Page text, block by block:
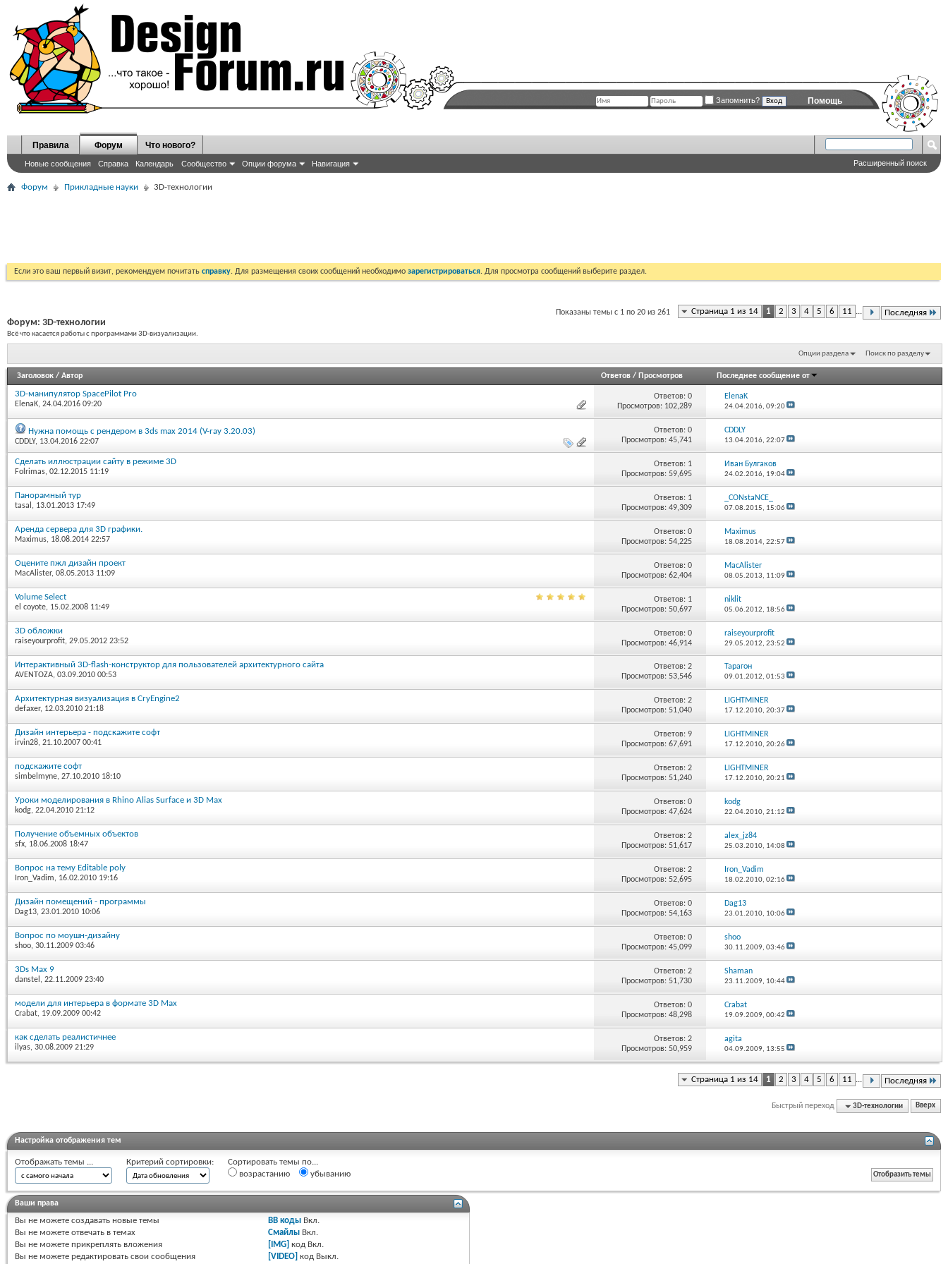
Помощь
Запомнить?
Правила Форум
Новые сообщения Справка Календарь Сообщество Опции форума Навигация
Что нового?
Расширенный поиск
Форум Прикладные науки 3D-технологии
Если это ваш первый визит, рекомендуем почитать справку. Для размещения своих сообщений необходимо зарегистрироваться. Для просмотра сообщений выберите раздел.
Страница 1 из 14 1 2 3 4 5 6 11 ... Последняя
Показаны темы с 1 по 20 из 261
Форум: 3D-технологии
Всё что касается работы с программами 3D-визуализации.
Опции раздела Поиск по разделу
Заголовок / Автор Ответов / Просмотров Последнее сообщение от
3D-манипулятор SpacePilot Pro
ElenaK, 24.04.2016 09:20
Ответов: 0
Просмотров: 102,289
ElenaK
24.04.2016,09:20
Нужна помощь с рендером в 3ds max 2014 (V-ray 3.20.03)
CDDLY, 13.04.2016 22:07
Ответов: 0
Просмотров: 45,741
CDDLY
13.04.2016,22:07
Сделать иллюстрации сайту в режиме 3D
Folrimas, 02.12.2015 11:19
Ответов: 1
Просмотров: 59,695
Иван Булгаков
24.02.2016, 19:04
Панорамный тур
tasal , 13.01.2013 17:49
Ответов: 1
Просмотров: 49,309
_CONstaNCE_
07.08.2015, 15:06
Аренда сервера для 3D графики.
Maximus, 18.08.2014 22:57
Ответов: 0
Просмотров: 54,225
Maximus
18.08.2014,22:57
Оцените пжл дизайн проект
MacAlister, 08.05.2013 11:09
Ответов: 0
Просмотров: 62,404
MacAlister
08.05.2013, 11:09
Volume Select
el coyote, 15.02.2008 11:49
Ответов: 1
Просмотров: 50,697
niklit
05.06.2012, 18:56
3D обложки
raiseyourprofit, 29.05.2012 23:52
Ответов: 0
Просмотров: 46,914
raiseyourprofit
29.05.2012,23:52
Интерактивный 3D-flash-конструктор для пользователей архитектурного сайта
AVENTOZA, 03.09.2010 00:53
Ответов: 2
Просмотров: 53,546
Тарагон
09.01.2012,01:53
Архитектурная визуализация в CryEngine2
defaxer, 12.03.2010 21:18
Ответов: 2
Просмотров: 51,040
LIGHTMINER
17.12.2010,20:37
Дизайн интерьера - подскажите софт
irvin28, 21.10.2007 00:41
Ответов: 9
Просмотров: 67,691
LIGHTMINER
17.12.2010,20:26
подскажите софт
simbelmyne, 27.10.2010 18:10
Ответов: 2
Просмотров: 51,240
LIGHTMINER
17.12.2010,20:21
Уроки моделирования в Rhino Alias Surface и 3D Max
kodg, 22.04.2010 21:12
Ответов: 0
Просмотров: 47,624
kodg
22.04.2010,21:12
Получение объемных объектов
sfx, 18.06.2008 18:47
Ответов: 2
Просмотров: 51,617
alex_jz84
25.03.2010, 14:08
Вопрос на тему Editable poly
Iron_Vadim, 16.02.2010 19:16
Ответов: 2
Просмотров: 52,695
Iron_Vadim
18.02.2010,02:16
Дизайн помещений - программы
Dag13, 23.01.2010 10:06
Ответов: 0
Просмотров: 54,163
Dag13
23.01.2010, 10:06
Вопрос по моушн-дизайну
shoo, 30.11.2009 03:46
Ответов: 0
Просмотров: 45,099
shoo
30.11.2009,03:46
3Ds Max 9
danstel , 22.11.2009 23:40
Ответов: 2
Просмотров: 51,730
Shaman
23.11.2009, 10:44
модели для интерьера в формате 3D Max
Crabat, 19.09.2009 00:42
Ответов: 0
Просмотров: 48,298
Crabat
19.09.2009,00:42
как сделать реалистичнее
ilyas, 30.08.2009 21:29
Ответов: 2
Просмотров: 50,959
agita
04.09.2009, 13:55
Страница 1 из 14 1 2 3 4 5 6 11 Последняя
Быстрый переход 3D-технологии Вверх
Настройка отображения тем
Отображать темы ... Критерий сортировки:
Сортировать темы по...
возрастанию
убыванию
Ваши права
Вы не можете создавать новые темы
Вы не можете отвечать в темах
Вы не можете прикреплять вложения
Вы не можете редактировать свои сообщения
BB коды Вкл.
Смайлы Вкл.
[IMG] код Вкл.
[VIDEO] код Выкл.